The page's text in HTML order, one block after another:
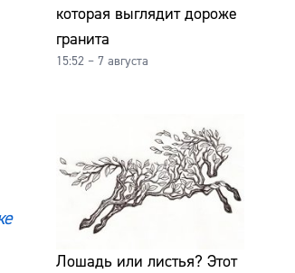
которая выглядит дороже
гранита
15:52 – 7 августа
Лошадь или листья? Этот